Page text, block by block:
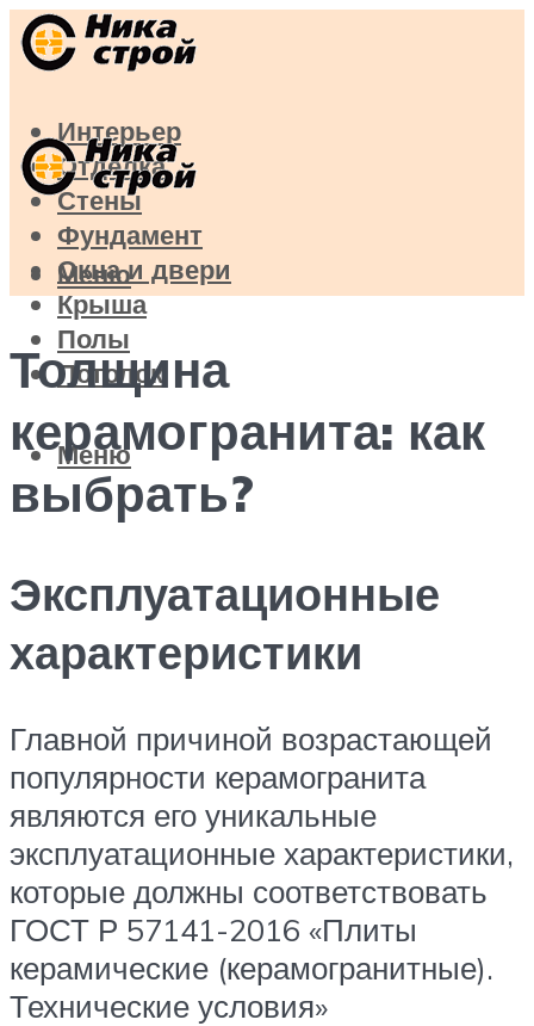
Интерьер
Отделка
Стены
Фундамент
Окна и двери
Крыша
Полы
Потолок
Меню
Меню
Толщина
керамогранита: как
выбрать?
Эксплуатационные
характеристики
Главной причиной возрастающей
популярности керамогранита
являются его уникальные
эксплуатационные характеристики,
которые должны соответствовать
ГОСТ Р 57141-2016 «Плиты
керамические (керамогранитные).
Технические условия»